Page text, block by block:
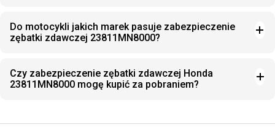
Do motocykli jakich marek pasuje zabezpieczenie
zębatki zdawczej 23811MN8000?
Czy zabezpieczenie zębatki zdawczej Honda
23811MN8000 mogę kupić za pobraniem?